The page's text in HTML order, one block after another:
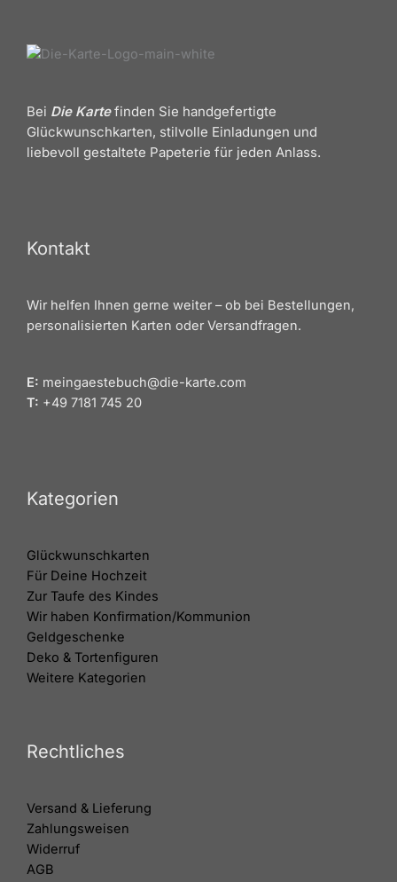
Bei Die Kartefinden Sie handgefertigte
Glückwunschkarten, stilvolle Einladungen und
liebevoll gestaltete Papeterie für jeden Anlass.
Kontakt
Wir helfen Ihnen gerne weiter – ob bei Bestellungen,
personalisierten Karten oder Versandfragen.
E: meingaestebuch@die-karte.com
T: +49 7181 745 20
Kategorien
Glückwunschkarten
Für Deine Hochzeit
Zur Taufe des Kindes
Wir haben Konfirmation/Kommunion
Geldgeschenke
Deko & Tortenfiguren
Weitere Kategorien
Rechtliches
Versand & Lieferung
Zahlungsweisen
Widerruf
AGB